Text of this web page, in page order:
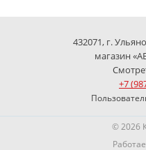
432071, г.
магазин
+7
© 2026